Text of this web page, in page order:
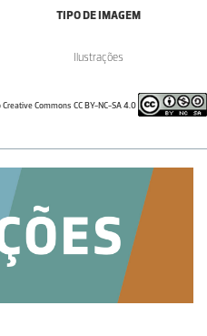
TIPO DE IMAGEM
Ilustrações
Commons CC BY-NC-SA 4.0